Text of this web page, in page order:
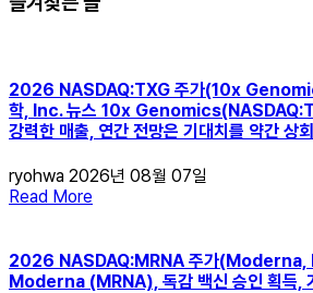
2026 NASDAQ:TXG 주가(10x
학, Inc. 뉴스 10x
강력한 매출, 연간 전망은 기대치를 약간 상
ryohwa 2026년 08월 07일
Read More
2026 NASDAQ:MRNA 주가(Moderna,
Moderna (MRNA), 독감 백신 승인 획득,